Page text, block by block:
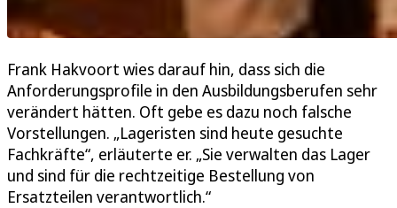
Frank Hakvoort wies darauf hin, dass sich die
Anforderungsprofile in den Ausbildungsberufen sehr
verändert hätten. Oft gebe es dazu noch falsche
Vorstellungen. „Lageristen sind heute gesuchte
Fachkräfte“, erläuterte er. „Sie verwalten das Lager
und sind für die rechtzeitige Bestellung von
Ersatzteilen verantwortlich.“